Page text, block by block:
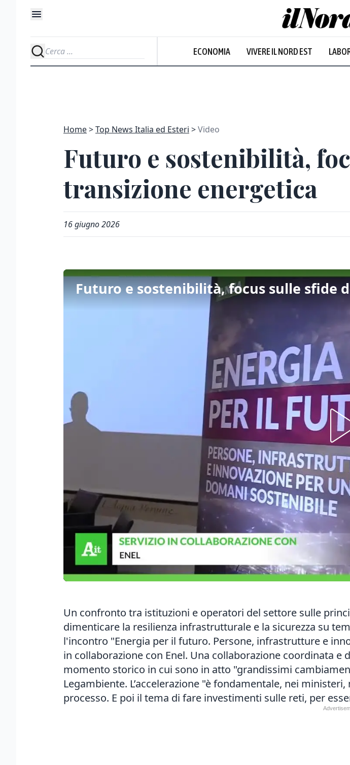
ECONOMIA VIVERE IL NORD EST
Home Top News Italia ed Esteri Video
Futuro e sostenibilità,
transizione energetica
16 giugno 2026
Futuro e sostenibilità, focus sulle sfide
Un confronto tra istituzioni e operatori del settore sulle
dimenticare la resilienza infrastrutturale e la sicurezza su
l'incontro "Energia per il futuro. Persone, infrastrutture e
in collaborazione con Enel. Una collaborazione coordinata
momento storico in cui sono in atto "grandissimi
Legambiente. L’accelerazione "è fondamentale, nei
processo. E poi il tema di fare investimenti sulle reti, per